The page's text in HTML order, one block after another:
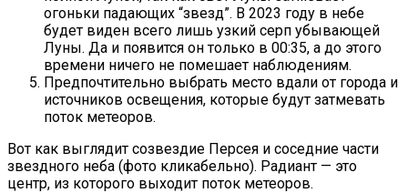
огоньки падающих “звезд”. В 2023 году в небе
будет виден всего лишь узкий серп убывающей
Луны. Да и появится он только в 00:35, а до этого
времени ничего не помешает наблюдениям.
Предпочтительно выбрать место вдали от города и
источников освещения, которые будут затмевать
поток метеоров.
Вот как выглядит созвездие Персея и соседние части
звездного неба (фото кликабельно). Радиант — это
центр, из которого выходит поток метеоров.